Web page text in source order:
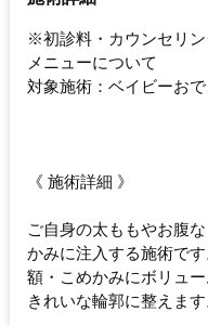
※初診料・カウンセリ
メニューについて
対象施術：ベイビーお
《 施術詳細 》
ご自身の太ももやお腹
かみに注入する施術です
額・こめかみにボリュ
きれいな輪郭に整えます